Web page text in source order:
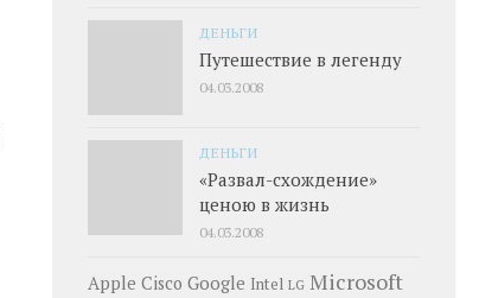
ДЕНЬГИ
Путешествие в легенду
04.03.2008
ДЕНЬГИ
«Развал-схождение»
ценою в жизнь
04.03.2008
Apple Cisco Google Intel LG Microsoft